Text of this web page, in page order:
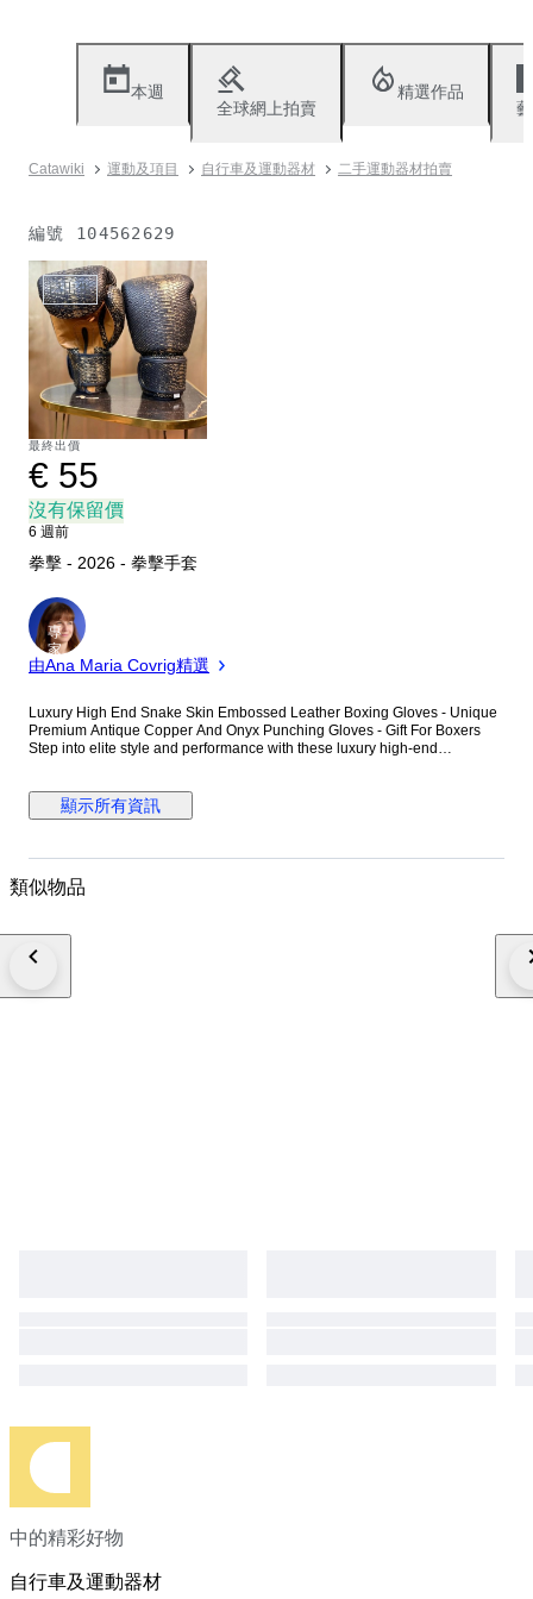
本週
全球網上拍賣
精選作品
Catawiki 運動及項目 自行車及運動器材 二手運動器材拍賣
編號 104562629
已出售
最終出價
€ 55
沒有保留價
6 週前
拳擊 - 2026 - 拳擊手套
專
家
由Ana Maria Covrig精選
Luxury High End Snake Skin Embossed Leather Boxing Gloves - Unique
Premium Antique Copper And Onyx Punching Gloves - Gift For Boxers
Step into elite style and performance with these luxury high-end
copper and deep onyx finish, these premium gloves deliver a bold,
sophisticated look inspired by timeless boxing heritage. Expertly crafted
these gloves offer a refined texture and elevated aesthetic. The rich, dual-
for display as they are for training. The traditional lace-up closure ensures
enthusiasts Brand: HidesForever Material: Premium Genuine Leather with
Strap-up Note: Due to the handcrafted leather finish and lighting
顯示所有資訊
類似物品
中的精彩好物
自行車及運動器材